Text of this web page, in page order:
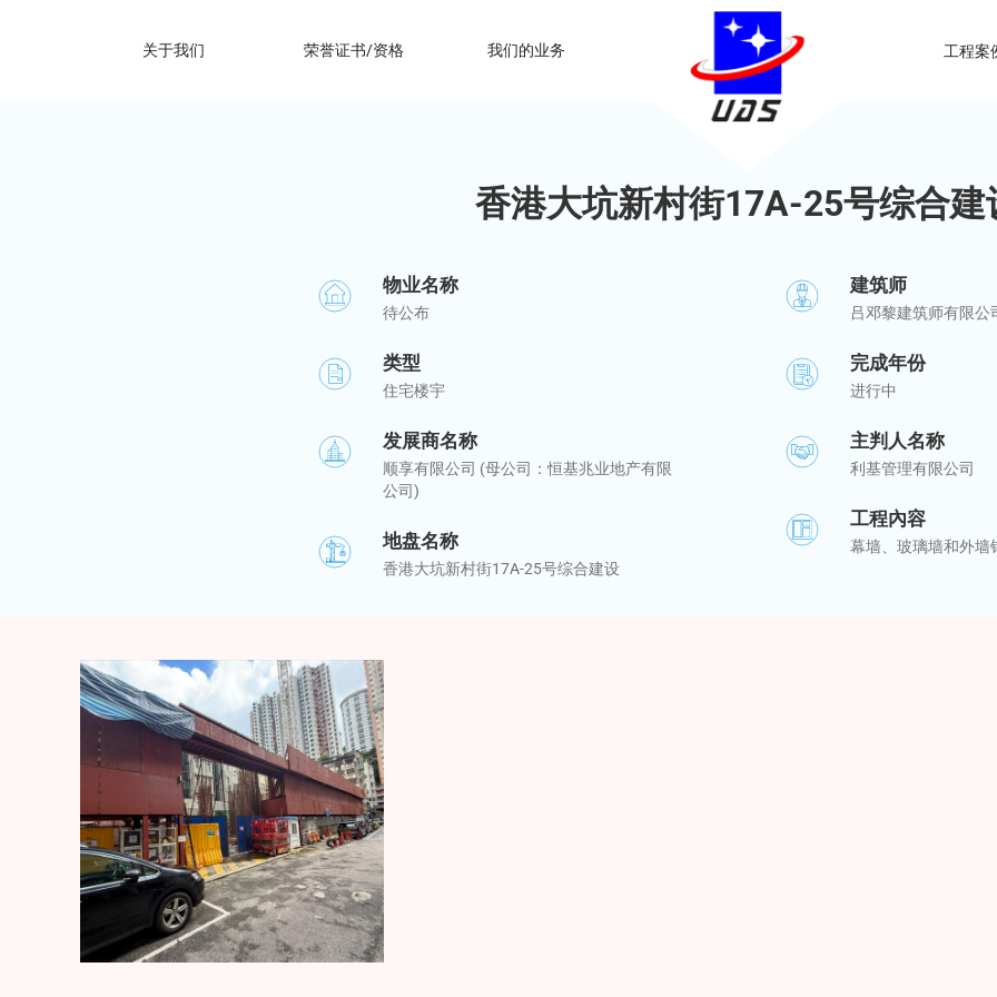
关于我们 荣誉证书/资格 我们的业务 工程案
香港大坑新村街17A-25号综合建
物业名称
待公布
类型
住宅楼宇
发展商名称
顺享有限公司 (母公司：恒基兆业地产有限
公司)
地盘名称
香港大坑新村街17A-25号综合建设
建筑师
吕邓黎建筑师有限公
完成年份
进行中
主判人名称
利基管理有限公司
工程內容
幕墙、玻璃墙和外墙